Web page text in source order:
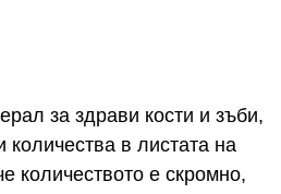
за здрави кости и зъби,
в листата на
количеството е скромно,